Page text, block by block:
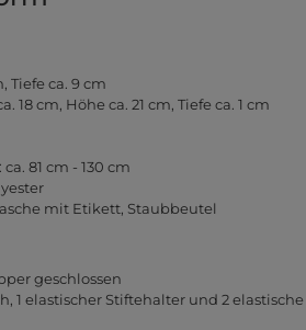
Tiefe ca. 9 cm
cm, Höhe ca. 21 cm, Tiefe ca. 1 cm
81 cm - 130 cm
mit Etikett, Staubbeutel
geschlossen
1 elastischer Stiftehalter und 2 elastische